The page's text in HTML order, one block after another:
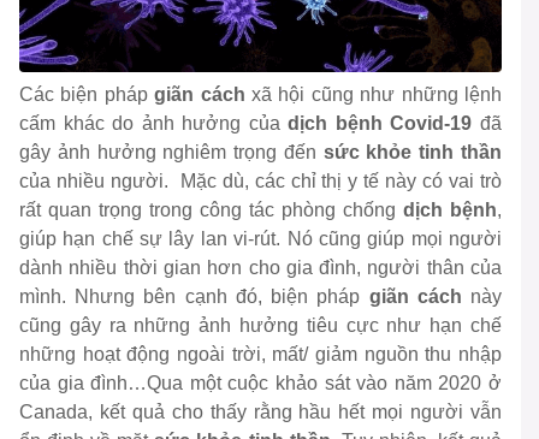
Các biện phápgiãn cách xã hội cũng như những lệnh
cấm khác do ảnh hưởng củadịch bệnh Covid-19 đã
gây ảnh hưởng nghiêm trọng đến sức khỏe tinh thần
của nhiều người. Mặc dù, các chỉ thị y tế này có vai trò
rất quan trọng trong công tác phòng chống dịch bệnh,
giúp hạn chế sự lây lan vi-rút. Nó cũng giúp mọi người
dành nhiều thời gian hơn cho gia đình, người thân của
mình. Nhưng bên cạnh đó, biện pháp giãn cách này
cũng gây ra những ảnh hưởng tiêu cực như hạn chế
những hoạt động ngoài trời, mất/ giảm nguồn thu nhập
của gia đình…Qua một cuộc khảo sát vào năm 2020 ở
Canada, kết quả cho thấy rằng hầu hết mọi người vẫn